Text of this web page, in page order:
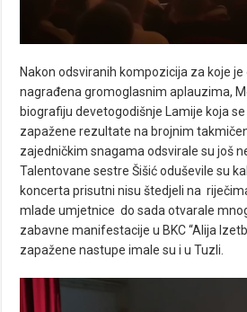
Nakon odsviranih kompozicija za koje
nagrađena gromoglasnim aplauzima,
biografiju devetogodišnje Lamije koja
zapažene rezultate na brojnim
zajedničkim snagama odsvirale su još
Talentovane sestre Šišić oduševile su
koncerta prisutni nisu štedjeli na
mlade umjetnice do sada otvarale
zabavne manifestacije u BKC “Alija
zapažene nastupe imale su i u Tuzli.